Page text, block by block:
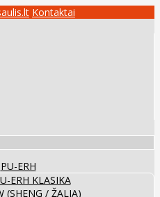
Kontaktai
PU-ERH
ERH KLASIKA
(SHENG / ŽALIA)